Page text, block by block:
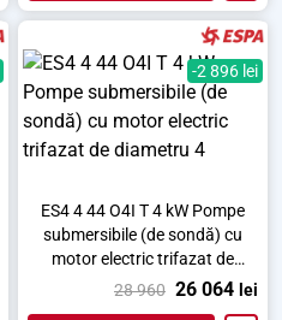
-2 896 lei
ES4 4 44 O4I T 4 kW Pompe
submersibile (de sondă) cu
motor electric trifazat de
diametru 4
28 960 26 064 lei